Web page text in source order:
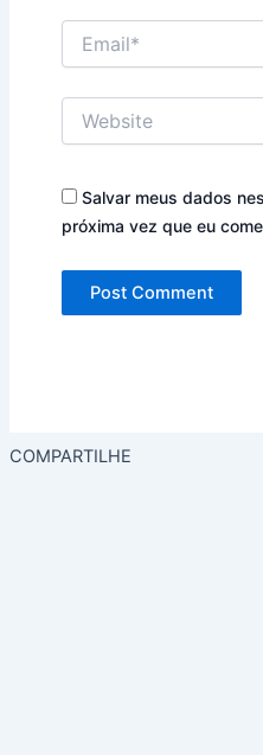
Email*
Website
Salvar meus dados
próxima vez que eu
COMPARTILHE